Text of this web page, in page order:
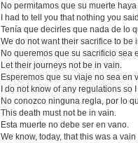
No permitamos que su muerte
I had to tell you that nothing you
Tenía que decirles que nada de lo
We do not want their sacrifice to be
No queremos que su sacrificio sea
Let their journeys not be in vain.
Esperemos que su viaje no sea en
I do not know of any regulations so
No conozco ninguna regla, por lo
This death must not be in vain.
Esta muerte no debe ser en vano.
We know, today, that this was a